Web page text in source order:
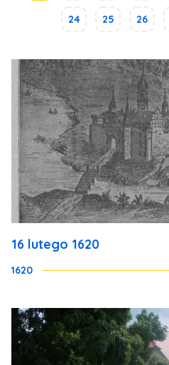
24 25 26
16 lutego 1620
1620